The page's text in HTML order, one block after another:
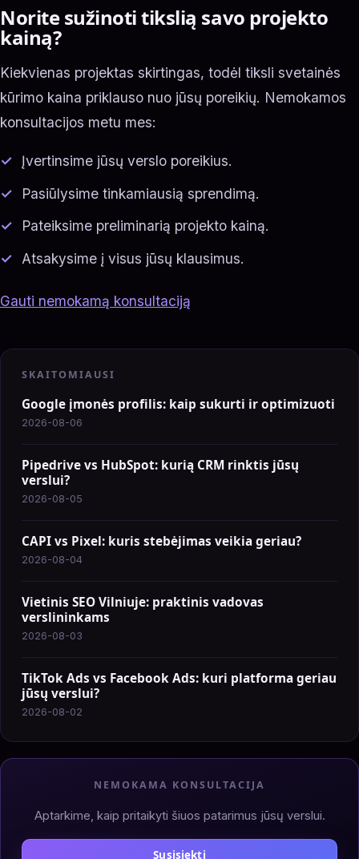
Norite sužinoti tikslią savo projekto
kainą?
Kiekvienas projektas skirtingas, todėl tiksli svetainės
kūrimo kaina priklauso nuo jūsų poreikių. Nemokamos
konsultacijos metu mes:
Įvertinsime jūsų verslo poreikius.
Pasiūlysime tinkamiausią sprendimą.
Pateiksime preliminarią projekto kainą.
Atsakysime į visus jūsų klausimus.
Gauti nemokamą konsultaciją
SKAITOMIAUSI
Google įmonės profilis: kaip sukurti ir optimizuoti
2026-08-06
Pipedrive vs HubSpot: kurią CRM rinktis jūsų
verslui?
2026-08-05
CAPI vs Pixel: kuris stebėjimas veikia geriau?
2026-08-04
Vietinis SEO Vilniuje: praktinis vadovas
verslininkams
2026-08-03
TikTok Ads vs Facebook Ads: kuri platforma geriau
jūsų verslui?
2026-08-02
NEMOKAMA KONSULTACIJA
Aptarkime, kaip pritaikyti šiuos patarimus jūsų verslui.
Susisiekti